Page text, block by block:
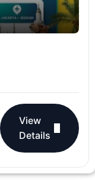
View
Details